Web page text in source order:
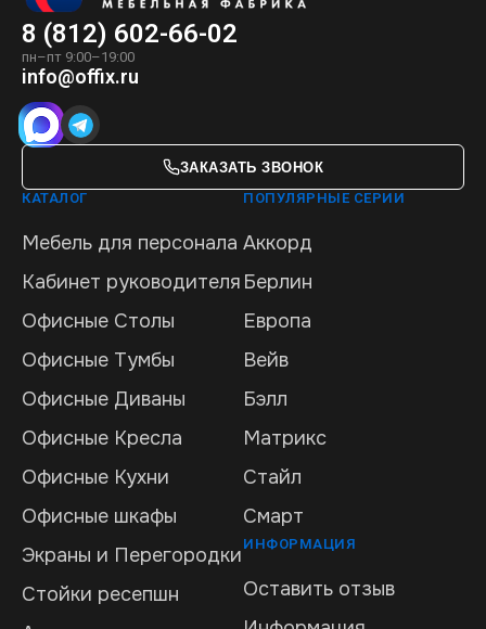
8 (812) 602-66-02
пн–пт 9:00–19:00
info@offix.ru
ЗАКАЗАТЬ ЗВОНОК
КАТАЛОГ
Мебель для персонала
Кабинет руководителя
Офисные Столы
Офисные Тумбы
Офисные Диваны
Офисные Кресла
Офисные Кухни
Офисные шкафы
Экраны и Перегородки
Стойки ресепшн
ПОПУЛЯРНЫЕ СЕРИИ
Аккорд
Берлин
Европа
Вейв
Бэлл
Матрикс
Стайл
Смарт
ИНФОРМАЦИЯ
Оставить отзыв